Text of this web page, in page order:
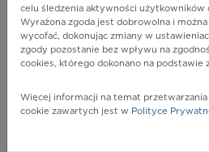
POKAŻ
celu śledzenia aktywności
Wyrażona zgoda jest dobrowolna i
wycofać, dokonując zmiany w
zgody pozostanie bez wpływu na
cookies, którego dokonano na podstawie
Więcej informacji na temat
cookie zawartych jest w Polityce